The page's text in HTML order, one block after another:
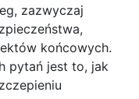
zazwyczaj
końcowych.
pytań jest to, jak